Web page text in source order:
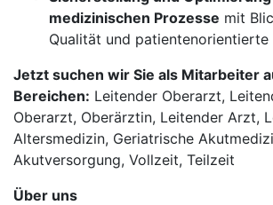
medizinischen Prozesse mit
Qualität und patientenorientierte
Jetzt suchen wir Sie als Mitarbeiter
Bereichen: Leitender Oberarzt,
Oberarzt, Oberärztin, Leitender Arzt,
Altersmedizin, Geriatrische
Akutversorgung, Vollzeit, Teilzeit
Über uns